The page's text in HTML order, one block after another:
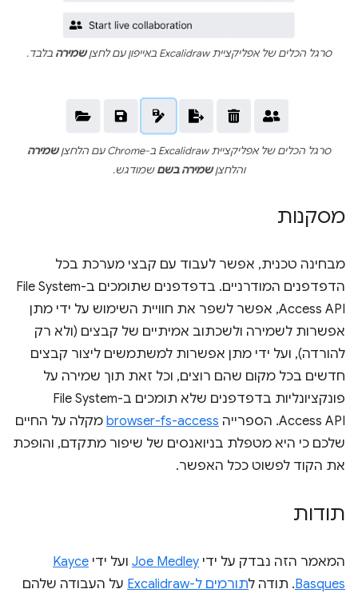
סרגל הכלים של אפליקציית Excalidraw באייפון עם לחצן שמירה בלבד.
סרגל הכלים של אפליקציית Excalidraw ב-Chrome עם הלחצן
שמירה
והלחצןשמירה בשםשמודגש.
מסקנות
מבחינה טכנית, אפשר לעבוד עם קבצי מערכת בכל
הדפדפנים המודרניים. בדפדפנים שתומכים ב-File System
Access API, אפשר לשפר את חוויית השימוש על ידי מתן
אפשרות לשמירה ולשכתוב אמיתיים של קבצים (ולא רק
להורדה), ועל ידי מתן אפשרות למשתמשים ליצור קבצים
חדשים בכל מקום שהם רוצים, וכל זאת תוך שמירה על
פונקציונליות בדפדפנים שלא תומכים ב-File System
Access API. הספרייה
browser-fs-access מקלה על החיים
שלכם כי היא מטפלת בניואנסים של שיפור מתקדם, והופכת
את הקוד לפשוט ככל האפשר.
תודות
המאמר הזה נבדק על ידי Joe Medley ועל ידי Kayce
Basques. תודה לתורמים ל-Excalidraw
על העבודה שלהם